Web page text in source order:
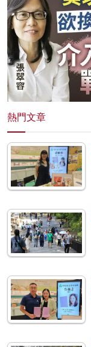
熱門文章